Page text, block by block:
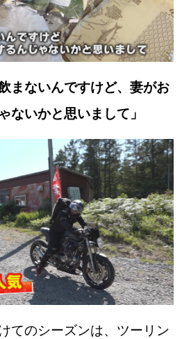
まないんですけど、妻がお
ないかと思いまして」
てのシーズンは、ツーリン